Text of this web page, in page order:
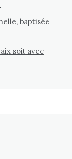
baptisée
soit avec